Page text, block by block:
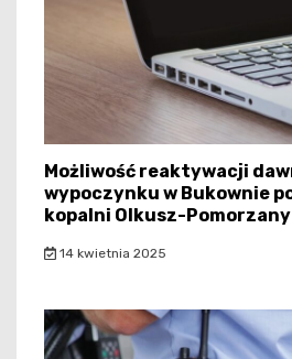
Możliwość reaktywacji
wypoczynku w Bukownie
kopalni Olkusz-Pomorzany
14 kwietnia 2025